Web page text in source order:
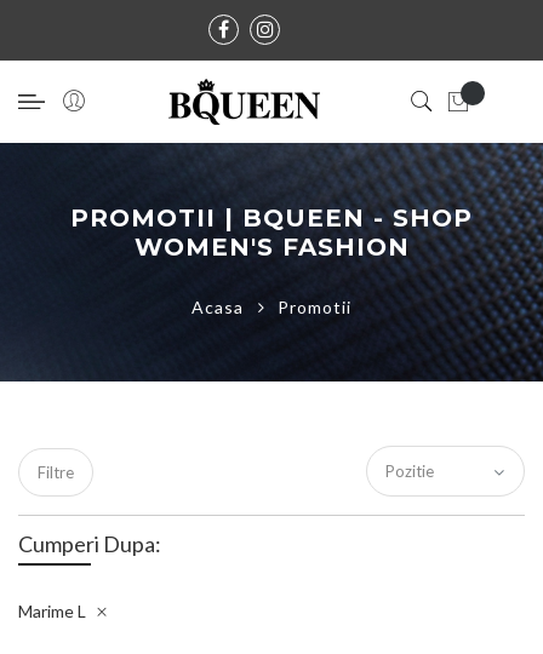
PROMOTII | BQUEEN - SHOP
WOMEN'S FASHION
Acasa Promotii
Filtre
Cumperi Dupa:
MarimeL